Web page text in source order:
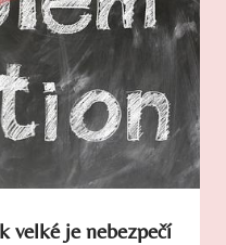
velké je nebezpečí